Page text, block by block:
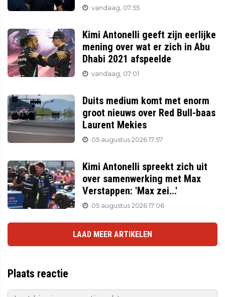
vandaag, 07:55
Kimi Antonelli geeft zijn eerlijke
mening over wat er zich in Abu
Dhabi 2021 afspeelde
vandaag, 07:01
Duits medium komt met enorm
groot nieuws over Red Bull-baas
Laurent Mekies
05 augustus 2026 17:57
Kimi Antonelli spreekt zich uit
over samenwerking met Max
Verstappen: 'Max zei...'
05 augustus 2026 17:06
LAAD MEER ARTIKELEN
Plaats reactie